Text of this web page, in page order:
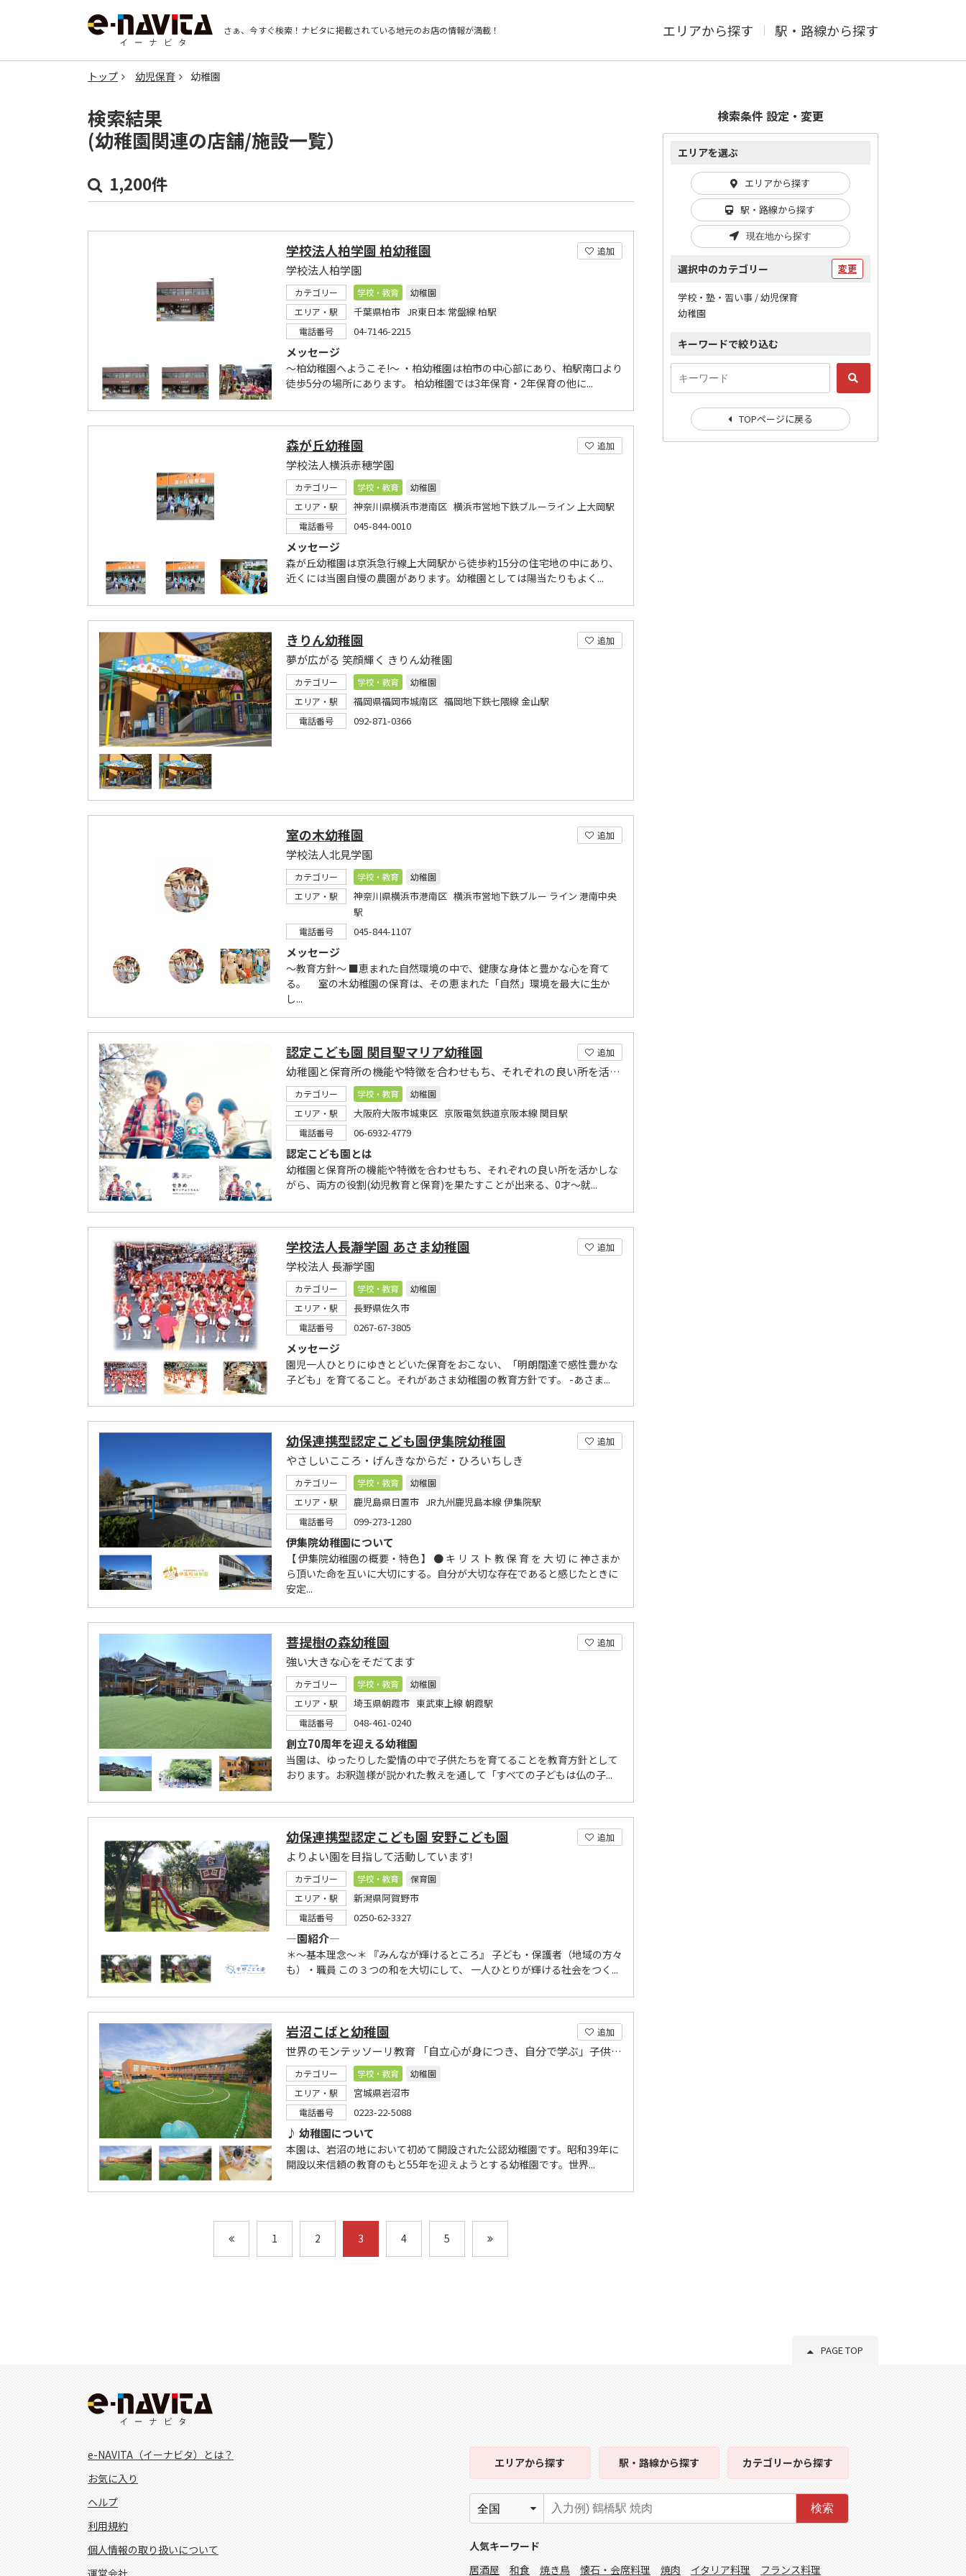
さぁ、今すぐ検索！ ナビタに掲載されている地元のお店の情報が満載！ エリアから探す 駅・路線から探す
トップ 幼児保育 幼稚園
検索結果
(幼稚園関連の店舗/施設一覧）
1,200件
追加
学校法人柏学園 柏幼稚園
学校法人柏学園
カテゴリー 学校・教育
幼稚園
エリア・駅
千葉県柏市 JR東日本 常盤線 柏駅
電話番号 04-7146-2215
メッセージ
～柏幼稚園へようこそ!～ ・柏幼稚園は柏市の中心部にあり、柏駅南口より
徒歩5分の場所にあります。 柏幼稚園では3年保育・2年保育の他に...
追加
森が丘幼稚園
学校法人横浜赤穂学園
カテゴリー 学校・教育
幼稚園
エリア・駅
神奈川県横浜市港南区 横浜市営地下鉄ブルーライン 上大岡駅
電話番号 045-844-0010
メッセージ
森が丘幼稚園は京浜急行線上大岡駅から徒歩約15分の住宅地の中にあり、
近くには当園自慢の農園があります。幼稚園としては陽当たりもよく...
追加
きりん幼稚園
夢が広がる 笑顔輝く きりん幼稚園
カテゴリー 学校・教育
幼稚園
エリア・駅
福岡県福岡市城南区 福岡地下鉄七隈線 金山駅
電話番号 092-871-0366
追加
室の木幼稚園
学校法人北見学園
カテゴリー 学校・教育
幼稚園
エリア・駅
神奈川県横浜市港南区 横浜市営地下鉄ブルー ライン 港南中央
駅
電話番号 045-844-1107
メッセージ
～教育方針～ ■恵まれた自然環境の中で、健康な身体と豊かな心を育て
る。 室の木幼稚園の保育は、その恵まれた「自然」環境を最大に生か
し...
追加
認定こども園 関目聖マリア幼稚園
幼稚園と保育所の機能や特徴を合わせもち、それぞれの良い所を活かしながら運営しております。
カテゴリー 学校・教育
幼稚園
エリア・駅
大阪府大阪市城東区 京阪電気鉄道京阪本線 関目駅
電話番号 06-6932-4779
認定こども園とは
幼稚園と保育所の機能や特徴を合わせもち、それぞれの良い所を活かしな
がら、両方の役割(幼児教育と保育)を果たすことが出来る、0才～就...
追加
学校法人長瀞学園 あさま幼稚園
学校法人 長瀞学園
カテゴリー 学校・教育
幼稚園
エリア・駅
長野県佐久市
電話番号 0267-67-3805
メッセージ
園児一人ひとりにゆきとどいた保育をおこない、「明朗闊達で感性豊かな
子ども」を育てること。それがあさま幼稚園の教育方針です。 -あさま...
追加
幼保連携型認定こども園伊集院幼稚園
やさしいこころ・げんきなからだ・ひろいちしき
カテゴリー 学校・教育
幼稚園
エリア・駅
鹿児島県日置市 JR九州鹿児島本線 伊集院駅
電話番号 099-273-1280
伊集院幼稚園について
【 伊集院幼稚園の概要・特色 】 ● キ リ ス ト 教 保 育 を 大 切 に 神さまか
ら頂いた命を互いに大切にする。自分が大切な存在であると感じたときに
安定...
追加
菩提樹の森幼稚園
強い大きな心をそだてます
カテゴリー 学校・教育
幼稚園
エリア・駅
埼玉県朝霞市 東武東上線 朝霞駅
電話番号 048-461-0240
創立70周年を迎える幼稚園
当園は、ゆったりした愛情の中で子供たちを育てることを教育方針として
おります。お釈迦様が説かれた教えを通して「すべての子どもは仏の子...
追加
幼保連携型認定こども園 安野こども園
よりよい園を目指して活動しています!
カテゴリー 学校・教育
保育園
エリア・駅
新潟県阿賀野市
電話番号 0250-62-3327
―園紹介―
＊～基本理念～＊ 『みんなが輝けるところ』 子ども・保護者（地域の方々
も）・職員 この３つの和を大切にして、 一人ひとりが輝ける社会をつく...
追加
岩沼こばと幼稚園
世界のモンテッソーリ教育 「自立心が身につき、自分で学ぶ」子供主体の成長プログラム
カテゴリー 学校・教育
幼稚園
エリア・駅
宮城県岩沼市
電話番号 0223-22-5088
♪ 幼稚園について
本園は、岩沼の地において初めて開設された公認幼稚園です。昭和39年に
開設以来信頼の教育のもと55年を迎えようとする幼稚園です。世界...
1 2 3 4 5
検索条件 設定・変更
エリアを選ぶ
エリアから探す
駅・路線から探す
現在地から探す
選択中のカテゴリー 変更
学校・塾・習い事 / 幼児保育
幼稚園
キーワードで絞り込む
TOPページに戻る
PAGE TOP
e-NAVITA（イーナビタ）とは？
お気に入り
ヘルプ
利用規約
個人情報の取り扱いについて
運営会社
エリアから探す 駅・路線から探す カテゴリーから探す
検索
人気キーワード
居酒屋
和食 焼き鳥 懐石・会席料理 焼肉 イタリア料理 フランス料理